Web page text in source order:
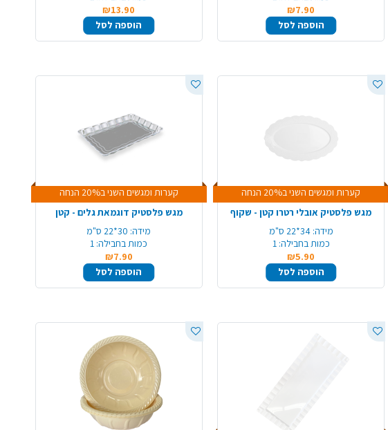
₪7.90
הוספה לסל
₪13.90
הוספה לסל
קערות ומגשים השני ב20% הנחה
מגש פלסטיק אובלי רטרו קטן - שקוף
מידה: 34*22 ס"מ
כמות בחבילה: 1
₪5.90
הוספה לסל
קערות ומגשים השני ב20% הנחה
מגש פלסטיק דוגמאת גלים - קטן
מידה: 30*22 ס"מ
כמות בחבילה: 1
₪7.90
הוספה לסל